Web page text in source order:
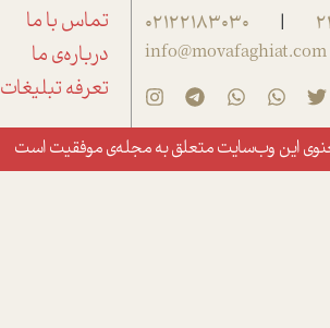
|
02122183030
info@movafaghiat.com
تماس با ما
درباره‌ی ما
تعرفه تبلیغات
این وب‌سایت متعلق بهمجله‌ی موفقیتاست